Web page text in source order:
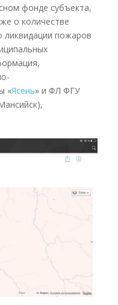
фонде субъекта,
о количестве
ликвидации пожаров
«Ясень» и ФЛ ФГУ